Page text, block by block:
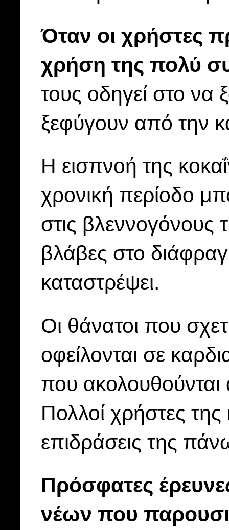
Όταν οι χρήστες
χρήση της πολύ
τους οδηγεί στο να
ξεφύγουν από την
Η εισπνοή της
χρονική περίοδο
στις βλεννογόνους
βλάβες στο
καταστρέψει.
Οι θάνατοι που
οφείλονται σε
που
Πολλοί χρήστες της
επιδράσεις της
Πρόσφατες
νέων που